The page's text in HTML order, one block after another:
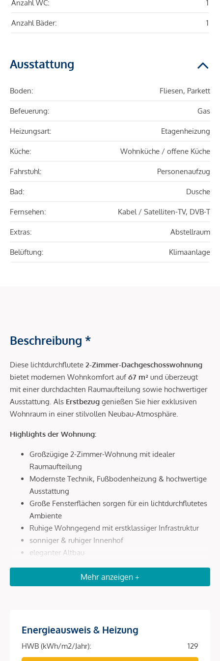
Anzahl WC: 1
Anzahl Bäder: 1
Ausstattung
Boden: Fliesen, Parkett
Befeuerung: Gas
Heizungsart: Etagenheizung
Küche: Wohnküche / offene Küche
Fahrstuhl: Personenaufzug
Bad: Dusche
Fernsehen: Kabel / Satelliten-TV, DVB-T
Extras: Abstellraum
Belüftung: Klimaanlage
Beschreibung *
Diese lichtdurchflutete 2-Zimmer-Dachgeschosswohnung
bietet modernen Wohnkomfort auf 67 m² und überzeugt
mit einer durchdachten Raumaufteilung sowie hochwertiger
Ausstattung. Als Erstbezug genießen Sie hier exklusiven
Wohnraum in einer stilvollen Neubau-Atmosphäre.
Highlights der Wohnung:
Großzügige 2-Zimmer-Wohnung mit idealer
Raumaufteilung
Modernste Technik, Fußbodenheizung & hochwertige
Ausstattung
Große Fensterflächen sorgen für ein lichtdurchflutetes
Ambiente
Ruhige Wohngegend mit erstklassiger Infrastruktur
sonniger & ruhiger Innenhof
eleganter Altbau
Begehrte und ruhige City-Lage
hochwertige Parkettdielen
Fußbodenheizung
Mehr anzeigen +
Energieausweis & Heizung
HWB (kWh/m2/Jahr):
129